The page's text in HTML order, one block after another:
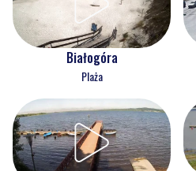
Białogóra
Plaża